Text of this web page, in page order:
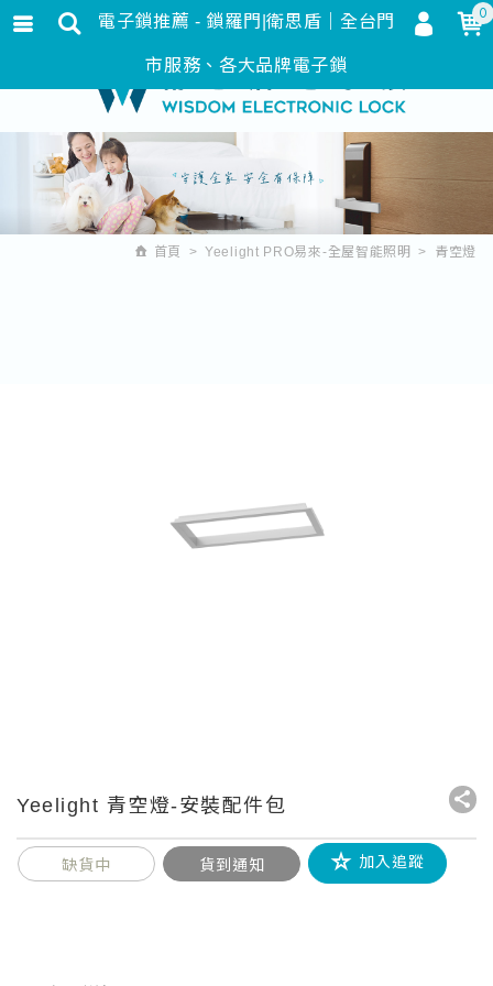
首頁 Yeelight PRO易來-全屋智能照明 青空燈
Yeelight 青空燈-安裝配件包
缺貨中 貨到通知 加入追蹤
電子鎖推薦 - 鎖羅門|衛思盾｜全台門
市服務、各大品牌電子鎖
0
會員登入
會員註冊
忘記密碼
訂單查詢
追蹤清單
繁體中文